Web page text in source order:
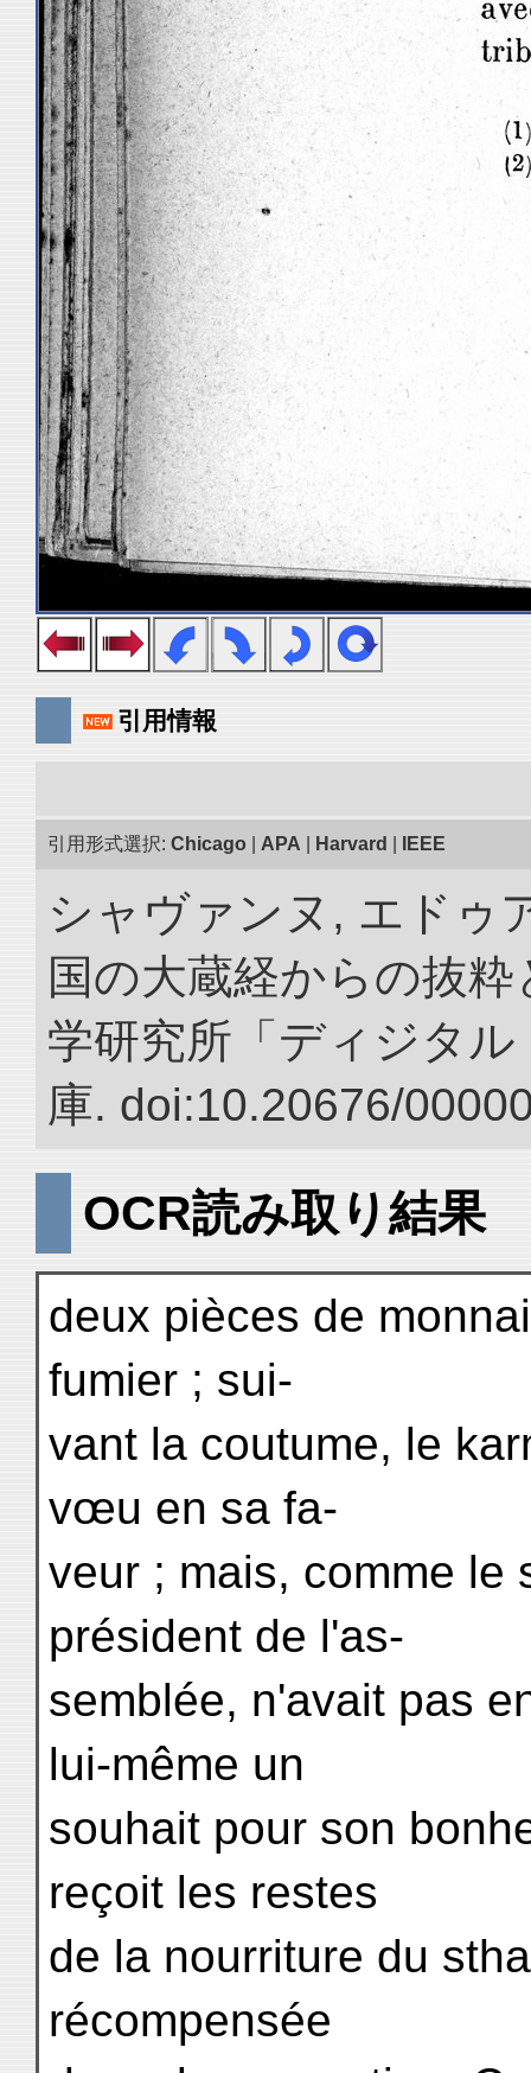
引用情報
引用形式選択: Chicago APA Harvard IEEE
シャヴァンヌ, エドゥ
国の大蔵経からの抜
学研究所「ディジタ
庫. doi:10.20676/
OCR読み取り結果
deux pièces de
fumier ; sui-
vant la coutume, le
vœu en sa fa-
veur ; mais, comme le
président de l'as-
semblée, n'avait pas
lui-même un
souhait pour son
reçoit les restes
de la nourriture du
récompensée